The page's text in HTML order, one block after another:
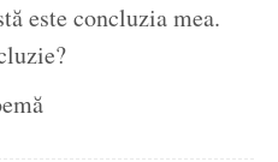
este concluzia mea.